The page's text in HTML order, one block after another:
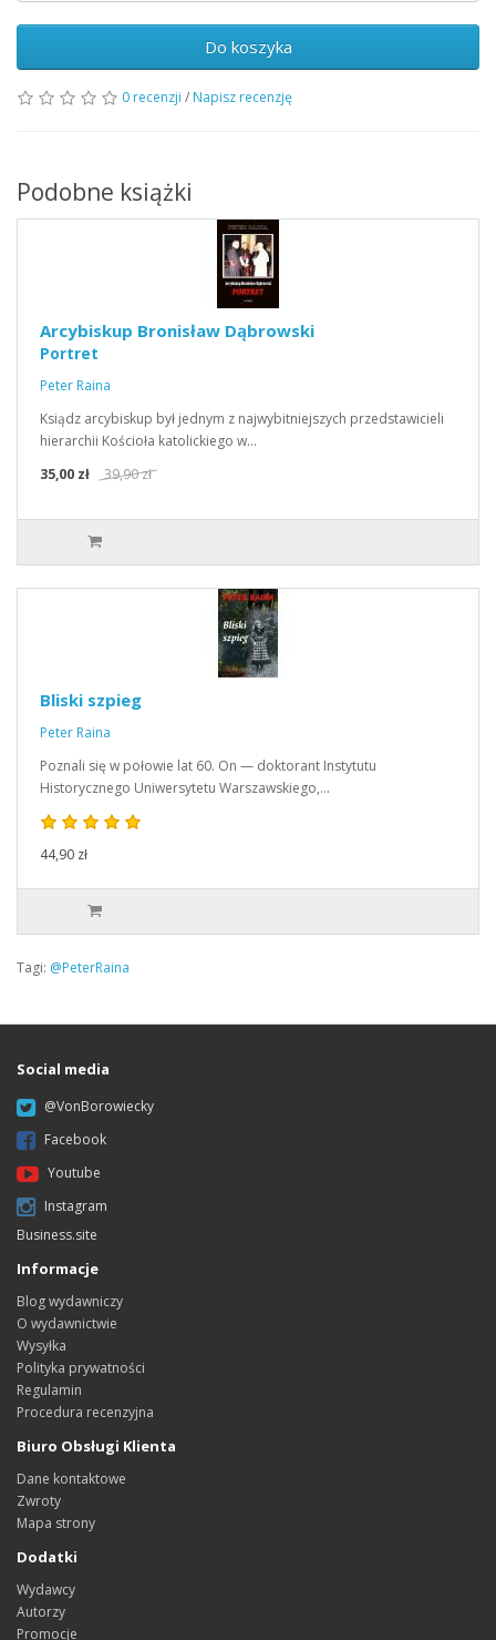
Do koszyka
0 recenzji / Napisz recenzję
Podobne książki
Arcybiskup Bronisław Dąbrowski
Portret
Peter Raina
Ksiądz arcybiskup był jednym z najwybitniejszych przedstawicieli
hierarchii Kościoła katolickiego w…
35,00 zł
39,90 zł
Bliski szpieg
Peter Raina
Poznali się w połowie lat 60. On — doktorant Instytutu
Historycznego Uniwersytetu Warszawskiego,…
44,90 zł
Tagi: @PeterRaina
Social media
@VonBorowiecky
Facebook
Youtube
Instagram
Business.site
Informacje
Blog wydawniczy
O wydawnictwie
Wysyłka
Polityka prywatności
Regulamin
Procedura recenzyjna
Biuro Obsługi Klienta
Dane kontaktowe
Zwroty
Mapa strony
Dodatki
Wydawcy
Autorzy
Promocje